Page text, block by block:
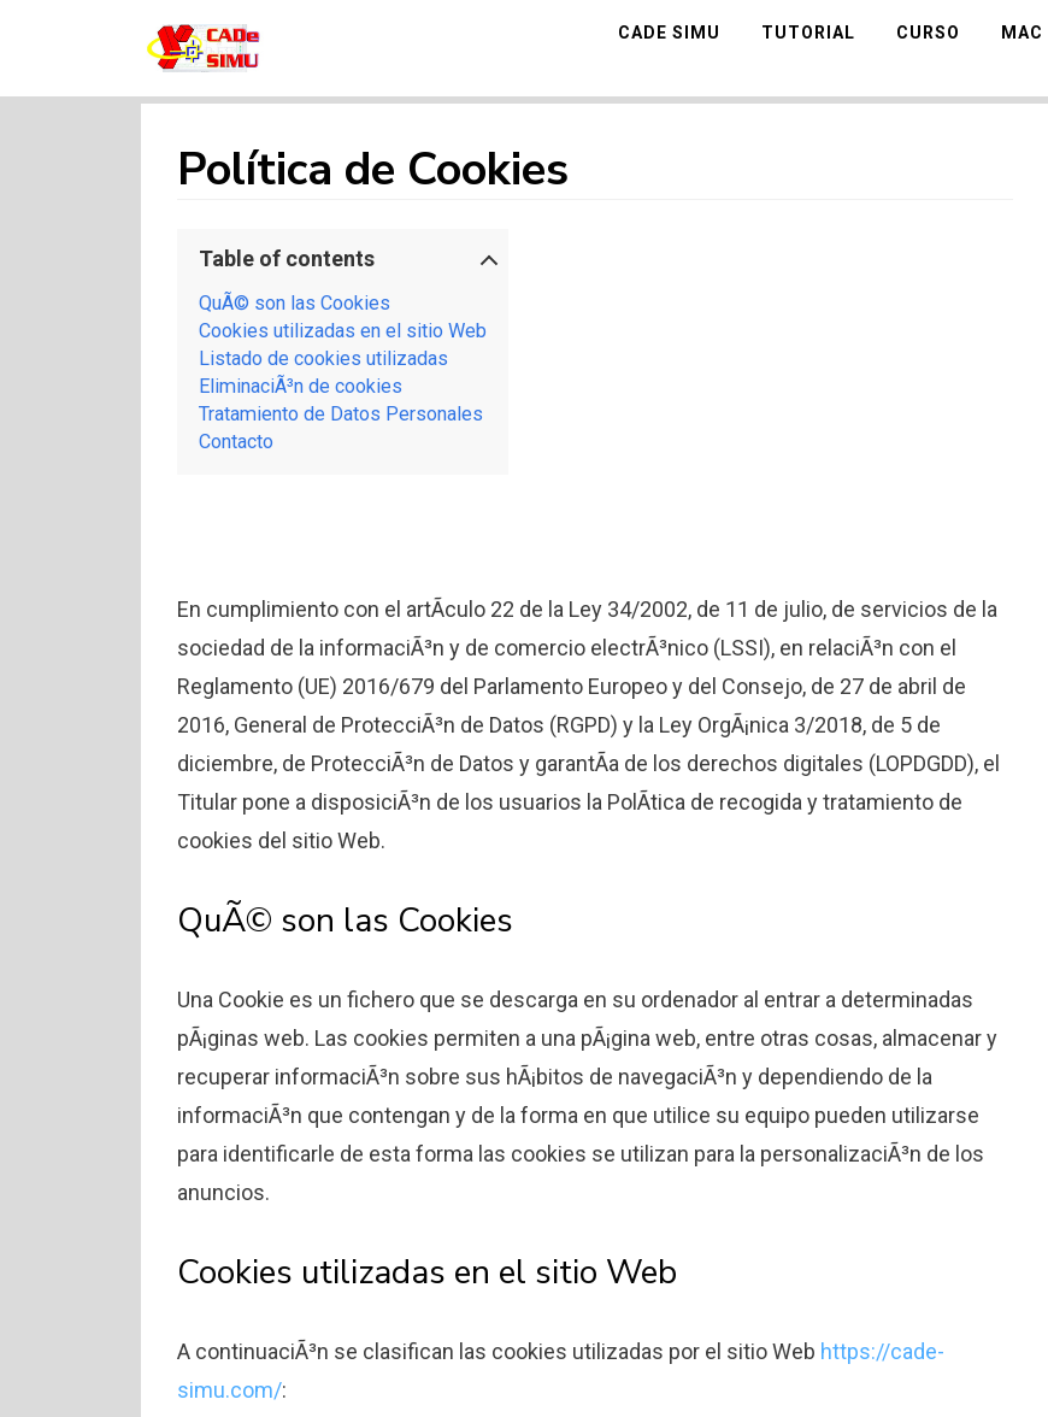
CADE SIMU
mejor software de creacion de circuitos
CADE SIMU TUTORIAL CURSO MAC
Política de Cookies
Table of contents
QuÃ© son las Cookies
Cookies utilizadas en el sitio Web
Listado de cookies utilizadas
EliminaciÃ³n de cookies
Tratamiento de Datos Personales
Contacto
En cumplimiento con el artÃ­culo 22 de la Ley 34/2002, de 11 de julio, de servicios de la
sociedad de la informaciÃ³n y de comercio electrÃ³nico (LSSI), en relaciÃ³n con el
Reglamento (UE) 2016/679 del Parlamento Europeo y del Consejo, de 27 de abril de
2016, General de ProtecciÃ³n de Datos (RGPD) y la Ley OrgÃ¡nica 3/2018, de 5 de
diciembre, de ProtecciÃ³n de Datos y garantÃ­a de los derechos digitales (LOPDGDD), el
Titular pone a disposiciÃ³n de los usuarios la PolÃ­tica de recogida y tratamiento de
cookies del sitio Web.
QuÃ© son las Cookies
Una Cookie es un fichero que se descarga en su ordenador al entrar a determinadas
pÃ¡ginas web. Las cookies permiten a una pÃ¡gina web, entre otras cosas, almacenar y
recuperar informaciÃ³n sobre sus hÃ¡bitos de navegaciÃ³n y dependiendo de la
informaciÃ³n que contengan y de la forma en que utilice su equipo pueden utilizarse
para identificarle de esta forma las cookies se utilizan para la personalizaciÃ³n de los
anuncios.
Cookies utilizadas en el sitio Web
A continuaciÃ³n se clasifican las cookies utilizadas por el sitio Web https://cade-
simu.com/: